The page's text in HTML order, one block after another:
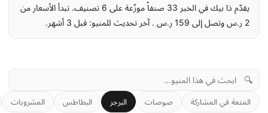
يقدّم ذا بيك في الخبر 33 صنفاً موزّعة على 6 تصنيف. تبدأ الأسعار من
2 ر.س وتصل إلى 159 ر.س . آخر تحديث للمنيو: قبل 3 أشهر.
🔍
المتعة في المشاركة صوصات البرجر البطاطس المشروبات